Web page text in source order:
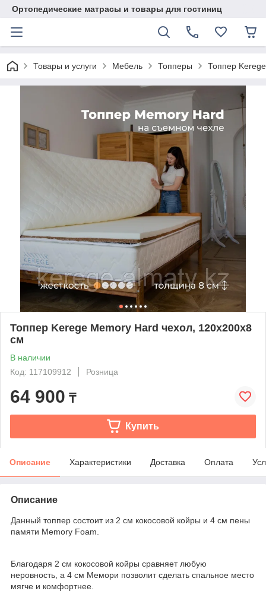
Ортопедические матрасы и товары для гостиниц
Товары и услуги Мебель Топперы Топпер
Топпер Kerege Memory Hard чехол, 120x200x8
см
В наличии
Код: 117109912
Розница
64 900 ₸
Купить
Описание Характеристики Доставка Оплата
Описание
Данный топпер состоит из 2 см кокосовой койры и 4 см пены
памяти Memory Foam.
Благодаря 2 см кокосовой койры сравняет любую
неровность, а 4 см Мемори позволит сделать спальное место
мягче и комфортнее.